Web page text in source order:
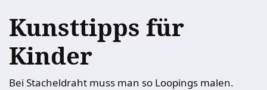
Kunsttipps für
Kinder
Bei Stacheldraht muss man so Loopings malen.